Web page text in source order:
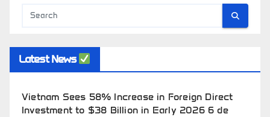
Latest News
Vietnam Sees 58% Increase in Foreign Direct
Investment to $38 Billion in Early 2026 6 de